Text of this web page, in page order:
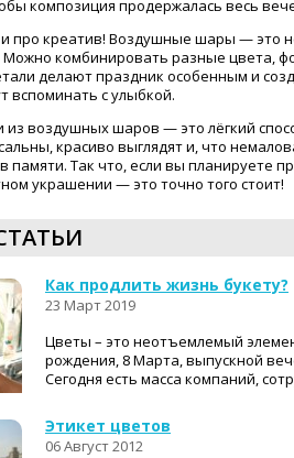
композиция продержалась весь
про креатив! Воздушные шары — это
Можно комбинировать разные цвета,
делают праздник особенным и
вспоминать с улыбкой.
из воздушных шаров — это лёгкий
красиво выглядят и, что
памяти. Так что, если вы планируете
украшении — это точно того стоит!
Как продлить жизнь букету?
23 Март 2019
Цветы – это неотъемлемый
рождения, 8 Марта, выпускной
Сегодня есть масса компаний,
Этикет цветов
06 Август 2012